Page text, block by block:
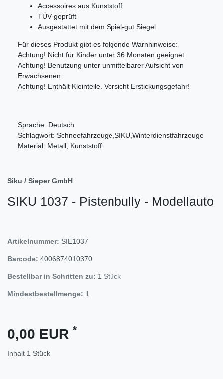
Accessoires aus Kunststoff
TÜV geprüft
Ausgestattet mit dem Spiel-gut Siegel
Für dieses Produkt gibt es folgende Warnhinweise:
Achtung! Nicht für Kinder unter 36 Monaten geeignet
Achtung! Benutzung unter unmittelbarer Aufsicht von
Erwachsenen
Achtung! Enthält Kleinteile. Vorsicht Erstickungsgefahr!
Sprache: Deutsch
Schlagwort: Schneefahrzeuge,SIKU,Winterdienstfahrzeuge
Material: Metall, Kunststoff
Siku / Sieper GmbH
SIKU 1037 - Pistenbully - Modellauto
Artikelnummer: SIE1037
Barcode: 4006874010370
Bestellbar in Schritten zu: 1 Stück
Mindestbestellmenge: 1
0,00 EUR *
Inhalt 1 Stück